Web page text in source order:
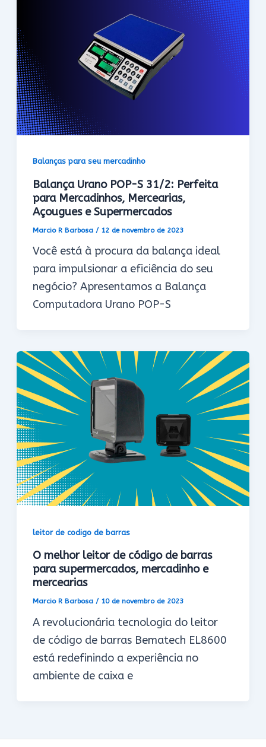
Balanças para seu mercadinho
Balança Urano POP-S 31/2: Perfeita
para Mercadinhos, Mercearias,
Açougues e Supermercados
Marcio R Barbosa / 12 de novembro de 2023
Você está à procura da balança ideal
para impulsionar a eficiência do seu
negócio? Apresentamos a Balança
Computadora Urano POP-S
leitor de codigo de barras
O melhor leitor de código de barras
para supermercados, mercadinho e
mercearias
Marcio R Barbosa/ 10 de novembro de 2023
A revolucionária tecnologia do leitor
de código de barras Bematech EL8600
está redefinindo a experiência no
ambiente de caixa e